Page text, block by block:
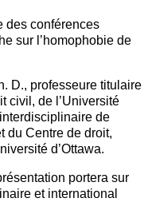
des conférences
sur l’homophobie de
D., professeure titulaire
civil, de l’Université
de
du Centre de droit,
d’Ottawa.
portera sur
et international